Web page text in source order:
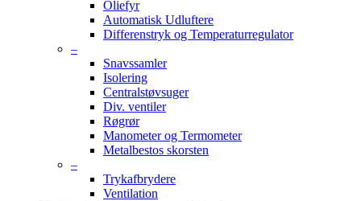
Oliefyr
Automatisk Udluftere
Differenstryk og Temperaturregulator
–
Snavssamler
Isolering
Centralstøvsuger
Div. ventiler
Røgrør
Manometer og Termometer
Metalbestos skorsten
–
Trykafbrydere
Ventilation